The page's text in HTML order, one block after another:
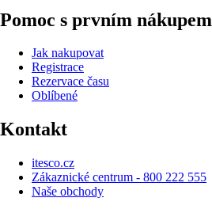
Pomoc s prvním nákupem
Jak nakupovat
Registrace
Rezervace času
Oblíbené
Kontakt
itesco.cz
Zákaznické centrum - 800 222 555
Naše obchody